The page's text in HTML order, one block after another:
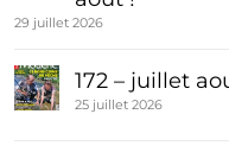
29 juillet 2026
172 – juillet
25 juillet 2026